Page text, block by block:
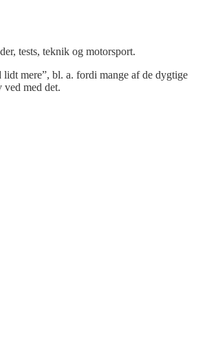
tests, teknik og motorsport.
mere”, bl. a. fordi mange af de dygtige
ved med det.